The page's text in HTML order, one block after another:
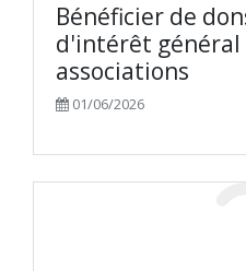
Gestion
Correspondance jours ouvrés/
Seuil de rentabilité (estimation
Calcul des frais kilométriques :
Versement mobilité
Bénéficier de
d'intérêt général
associations
01/06/2026